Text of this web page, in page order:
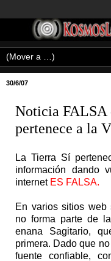
30/6/07
Noticia FALSA
pertenece a la
La Tierra Sí
información dando
internet ES FALSA.
En varios sitios web
no forma parte de
enana Sagitario,
primera. Dado que
fuente confiable,